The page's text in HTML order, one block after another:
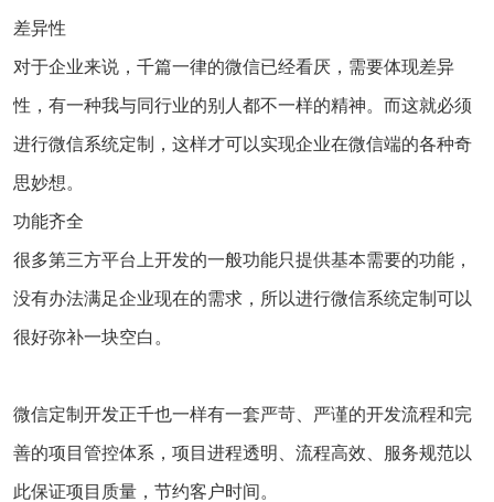
差异性
对于企业来说，千篇一律的微信已经看厌，需要体现差异
性，有一种我与同行业的别人都不一样的精神。而这就必须
进行微信系统定制，这样才可以实现企业在微信端的各种奇
思妙想。
功能齐全
很多第三方平台上开发的一般功能只提供基本需要的功能，
没有办法满足企业现在的需求，所以进行微信系统定制可以
很好弥补一块空白。
微信定制开发正千也一样有一套严苛、严谨的开发流程和完
善的项目管控体系，项目进程透明、流程高效、服务规范以
此保证项目质量，节约客户时间。